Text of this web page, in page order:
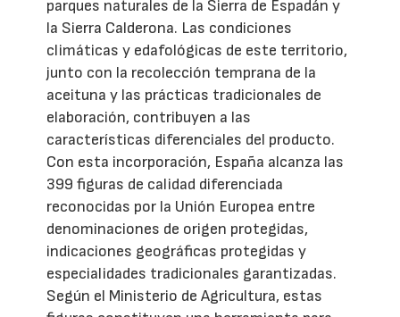
parques naturales de la Sierra de Espadán y
la Sierra Calderona. Las condiciones
climáticas y edafológicas de este territorio,
junto con la recolección temprana de la
aceituna y las prácticas tradicionales de
elaboración, contribuyen a las
características diferenciales del producto.
Con esta incorporación, España alcanza las
399 figuras de calidad diferenciada
reconocidas por la Unión Europea entre
denominaciones de origen protegidas,
indicaciones geográficas protegidas y
especialidades tradicionales garantizadas.
Según el Ministerio de Agricultura, estas